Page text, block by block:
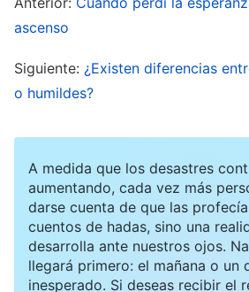
atención a Yi Xin. Por sus
ella llegara. Me sentí algo
Después de eso, Yi Xin
hecho, la charla de Yi Xin fue
sentí muchos celos. Pensé:
mando y me quitaste el
nada. No puedo quedarme
ascenso
Siguiente: ¿Existen diferencias
o humildes?
A medida que los desastres
aumentando, cada vez más
darse cuenta de que las
cuentos de hadas, sino una
desarrolla ante nuestros ojos.
llegará primero: el mañana o un
inesperado. Si deseas recibir el